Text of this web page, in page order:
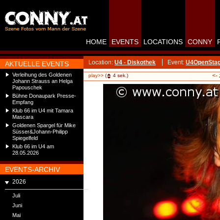
AKTUELLE EVENTS
Verleihung des Goldenen
Johann Strauss an Helga
Papouschek
Bühne Donaupark Presse-
Empfang
Klub 66 im U4 mit Tamara
Mascara
Goldenen Spargel für Mike
Süsser&Johann-Philipp
Spiegelfeld
Klub 66 im U4 am
28.05.2026
EVENTS-ARCHIV
2026
Juli
Juni
Mai
HOME EVENTS LOCATIONS CONNY
Location: U4 - Diskothek Event:
play>> ( 4 sek.) <-